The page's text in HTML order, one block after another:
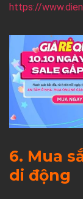
https://
6. Mua
di động